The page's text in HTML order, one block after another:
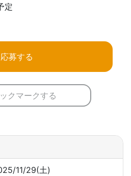
定
応募する
クマークする
11/29(土)